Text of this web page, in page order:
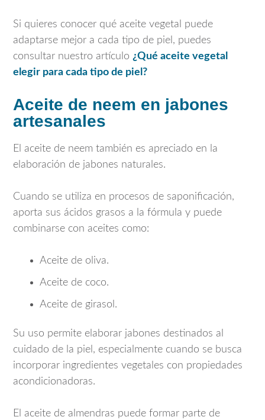
Si quieres conocer qué aceite vegetal puede
adaptarse mejor a cada tipo de piel, puedes
consultar nuestro artículo ¿Qué aceite vegetal
elegir para cada tipo de piel?
Aceite de neem en jabones
artesanales
El aceite de neem también es apreciado en la
elaboración de jabones naturales.
Cuando se utiliza en procesos de saponificación,
aporta sus ácidos grasos a la fórmula y puede
combinarse con aceites como:
Aceite de oliva.
Aceite de coco.
Aceite de girasol.
Su uso permite elaborar jabones destinados al
cuidado de la piel, especialmente cuando se busca
incorporar ingredientes vegetales con propiedades
acondicionadoras.
El aceite de almendras puede formar parte de